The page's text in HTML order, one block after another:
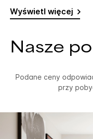
Wyświetl więcej
Nasze
Podane ceny
przy